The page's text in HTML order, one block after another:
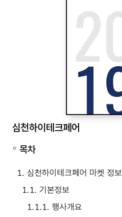
심천하이테크페어
목차
1. 심천하이테크페어 마켓 정보
1.1. 기본정보
1.1.1. 행사개요